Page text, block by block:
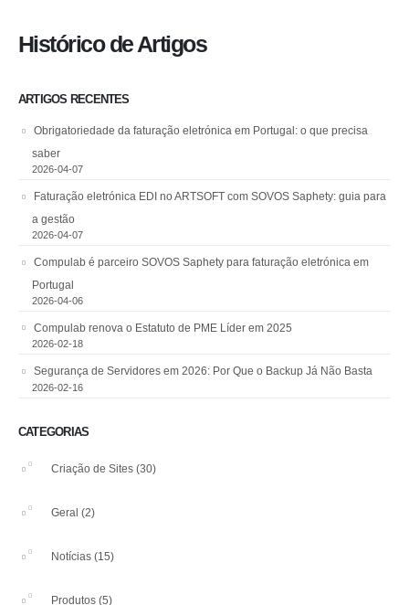
Histórico de Artigos
ARTIGOS RECENTES
Obrigatoriedade da faturação eletrónica em Portugal: o que precisa
saber
2026-04-07
Faturação eletrónica EDI no ARTSOFT com SOVOS Saphety: guia para
a gestão
2026-04-07
Compulab é parceiro SOVOS Saphety para faturação eletrónica em
Portugal
2026-04-06
Compulab renova o Estatuto de PME Líder em 2025
2026-02-18
Segurança de Servidores em 2026: Por Que o Backup Já Não Basta
2026-02-16
CATEGORIAS
Criação de Sites (30)
Geral (2)
Notícias (15)
Produtos (5)